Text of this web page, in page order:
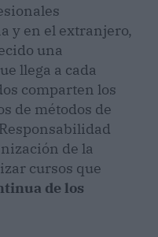
y en el extranjero,
una
llega a cada
comparten los
de métodos de
de la
cursos que
de los